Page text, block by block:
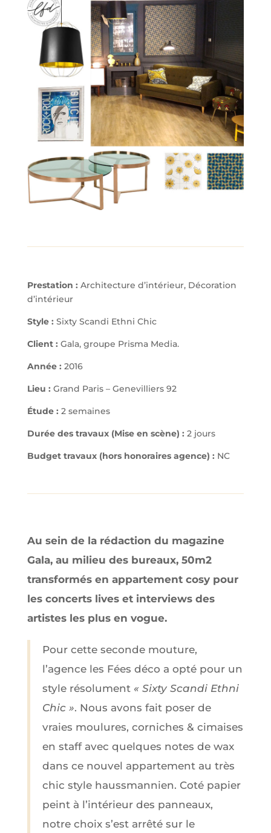
Prestation : Architecture d’intérieur, Décoration
d’intérieur
Style : Sixty Scandi Ethni Chic
Client : Gala, groupe Prisma Media.
Année : 2016
Lieu : Grand Paris – Genevilliers 92
Étude : 2 semaines
Durée des travaux (Mise en scène) : 2 jours
Budget travaux (hors honoraires agence) : NC
Au sein de la rédaction du magazine
Gala, au milieu des bureaux, 50m2
transformés en appartement cosy pour
les concerts lives et interviews des
artistes les plus en vogue.
Pour cette seconde mouture,
l’agence les Fées déco a opté pour un
style résolument « Sixty Scandi Ethni
Chic ». Nous avons fait poser de
vraies moulures, corniches & cimaises
en staff avec quelques notes de wax
dans ce nouvel appartement au très
chic style haussmannien. Coté papier
peint à l’intérieur des panneaux,
notre choix s’est arrêté sur le